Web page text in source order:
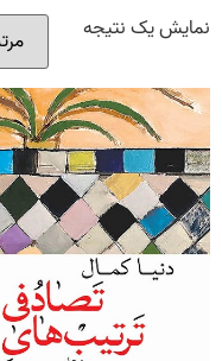
نمایش یک نتیجه